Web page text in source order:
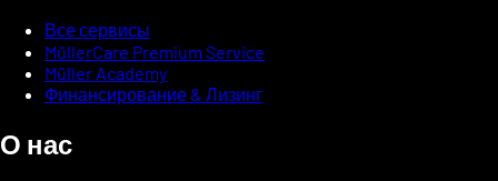
Все сервисы
MüllerCare Premium Service
Müller Academy
Финансирование & Лизинг
О нас